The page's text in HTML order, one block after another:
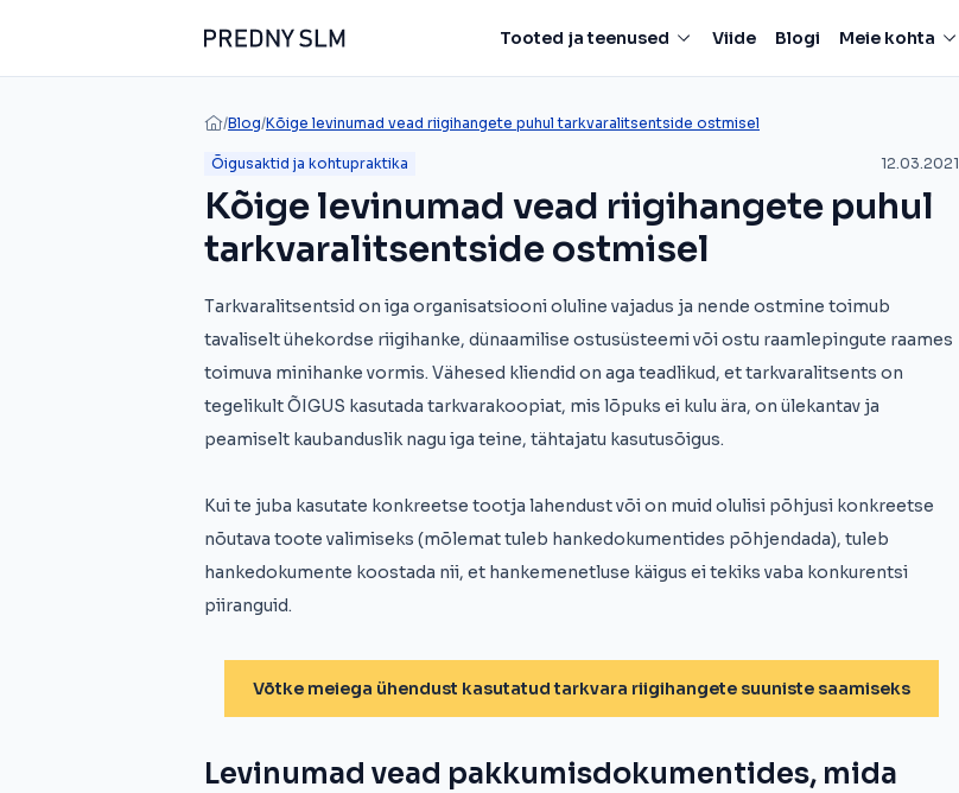
Tooted ja teenused Viide Blogi Meie kohta
/Blog/Kõige levinumad vead riigihangete puhul tarkvaralitsentside ostmisel
Õigusaktid ja kohtupraktika 12.03.2021
Kõige levinumad vead riigihangete puhul
tarkvaralitsentside ostmisel
Tarkvaralitsentsid on iga organisatsiooni oluline vajadus ja nende ostmine toimub
tavaliselt ühekordse riigihanke, dünaamilise ostusüsteemi või ostu raamlepingute raames
toimuva minihanke vormis. Vähesed kliendid on aga teadlikud, et tarkvaralitsents on
tegelikult ÕIGUS kasutada tarkvarakoopiat, mis lõpuks ei kulu ära, on ülekantav ja
peamiselt kaubanduslik nagu iga teine, tähtajatu kasutusõigus.
Kui te juba kasutate konkreetse tootja lahendust või on muid olulisi põhjusi konkreetse
nõutava toote valimiseks (mõlemat tuleb hankedokumentides põhjendada), tuleb
hankedokumente koostada nii, et hankemenetluse käigus ei tekiks vaba konkurentsi
piiranguid.
Võtke meiega ühendust kasutatud tarkvara riigihangete suuniste saamiseks
Levinumad vead pakkumisdokumentides, mida